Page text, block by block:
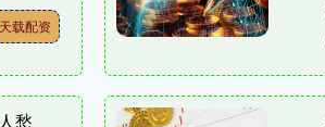
天载配资
愁